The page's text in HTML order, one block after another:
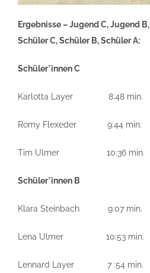
Ergebnisse – Jugend C, Jugend
Schüler C, Schüler B, Schüler A:
Schüler*innen C
Karlotta Layer 8:48 min.
Romy Flexeder 9:44 min.
Tim Ulmer 10:36 min.
Schüler*innen B
Klara Steinbach 9:07 min.
Lena Ulmer 10:53 min.
Lennard Layer 7 :54 min.